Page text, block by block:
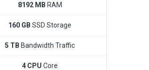
8192 MB RAM
160 GB SSD Storage
5 TB Bandwidth Traffic
4 CPU Core